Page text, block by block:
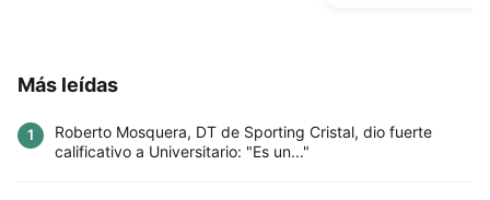
Más leídas
1
Roberto Mosquera, DT de Sporting Cristal, dio fuerte
calificativo a Universitario: "Es un..."